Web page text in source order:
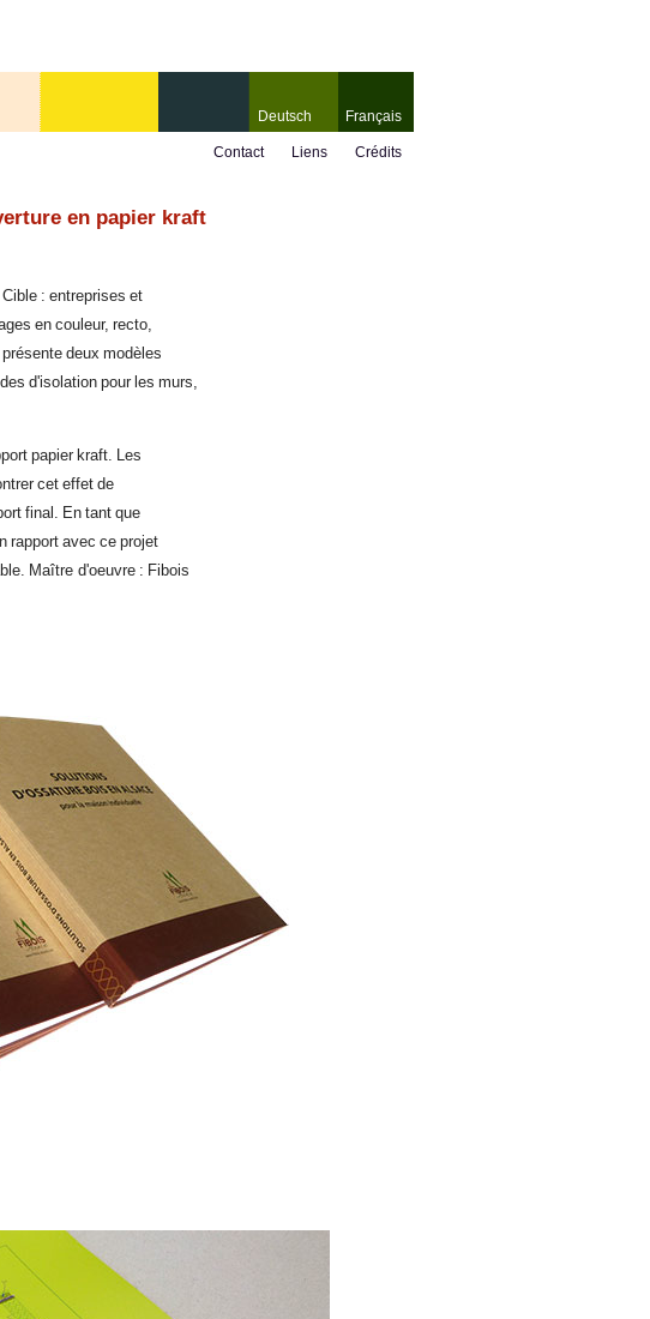
Deutsch Français
Contact Liens Crédits
en papier kraft
: entreprises et
en couleur, recto,
deux modèles
d'isolation pour les murs,
papier kraft. Les
cet effet de
final. En tant que
rapport avec ce projet
Maître d'oeuvre : Fibois